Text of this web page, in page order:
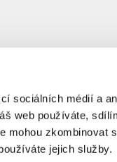
sociálních médií a
web používáte,
mohou zkombinovat
jejich služby.